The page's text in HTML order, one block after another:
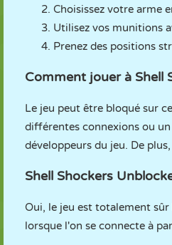
Choisissez votre arme
Utilisez vos munitions
Prenez des positions
Comment jouer à Shell
Le jeu peut être bloqué sur
différentes connexions ou un
développeurs du jeu. De
Shell Shockers
Oui, le jeu est totalement
lorsque l'on se connecte à